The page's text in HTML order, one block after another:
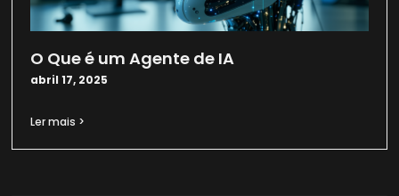
O Que é um Agente de IA
abril 17, 2025
Ler mais >